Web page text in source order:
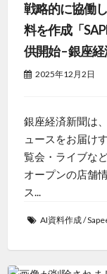
戦略的に協働
料を作成「
供開始 – 銀座
2025年12月2日
銀座経済新聞は
ュースをお届け
覧会・ライブな
オープンの店舗
ス...
AI資料作成/